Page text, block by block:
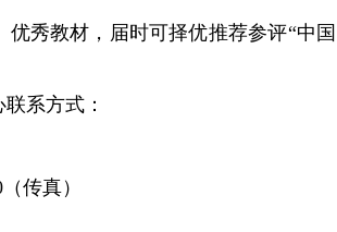
秀教材，届时可择优推荐参评“中国
系方式：
传真）